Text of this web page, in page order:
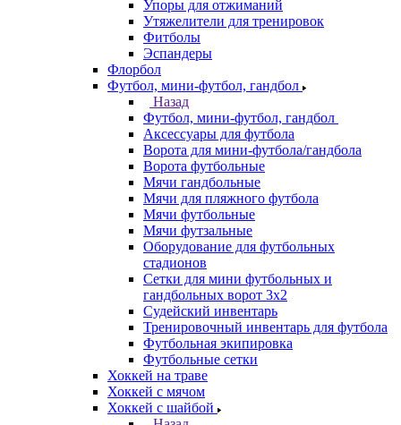
Упоры для отжиманий
Утяжелители для тренировок
Фитболы
Эспандеры
Флорбол
Футбол, мини-футбол, гандбол
Назад
Футбол, мини-футбол, гандбол
Аксессуары для футбола
Ворота для мини-футбола/гандбола
Ворота футбольные
Мячи гандбольные
Мячи для пляжного футбола
Мячи футбольные
Мячи футзальные
Оборудование для футбольных
стадионов
Сетки для мини футбольных и
гандбольных ворот 3х2
Судейский инвентарь
Тренировочный инвентарь для футбола
Футбольная экипировка
Футбольные сетки
Хоккей на траве
Хоккей с мячом
Хоккей с шайбой